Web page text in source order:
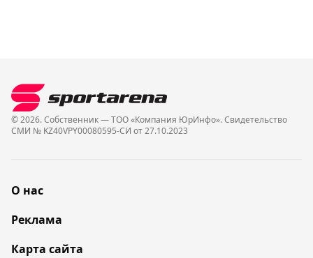
© 2026. Собственник — ТОО «Компания ЮрИнфо». Cвидетельство
СМИ № KZ40VPY00080595-СИ от 27.10.2023
О нас
Реклама
Карта сайта